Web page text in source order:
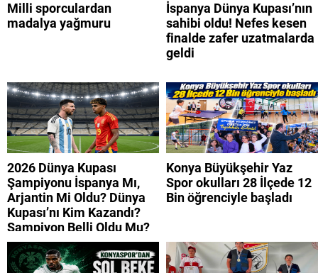
Milli sporculardan
madalya yağmuru
İspanya Dünya Kupası’nın
sahibi oldu! Nefes kesen
finalde zafer uzatmalarda
geldi
2026 Dünya Kupası
Şampiyonu İspanya Mı,
Arjantin Mi Oldu? Dünya
Kupası’nı Kim Kazandı?
Şampiyon Belli Oldu Mu?
Konya Büyükşehir Yaz
Spor okulları 28 İlçede 12
Bin öğrenciyle başladı